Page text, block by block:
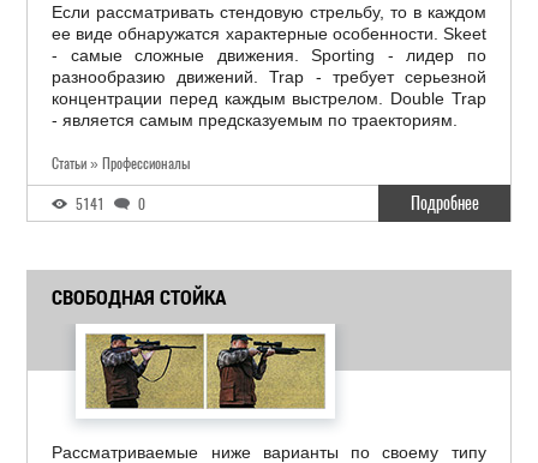
Если рассматривать стендовую стрельбу, то в каждом
ее виде обнаружатся характерные особенности. Skeet
- самые сложные движения. Sporting - лидер по
разнообразию движений. Trap - требует серьезной
концентрации перед каждым выстрелом. Double Trap
- является самым предсказуемым по траекториям.
Статьи » Профессионалы
5141 0 Подробнее
СВОБОДНАЯ СТОЙКА
Рассматриваемые ниже варианты по своему типу